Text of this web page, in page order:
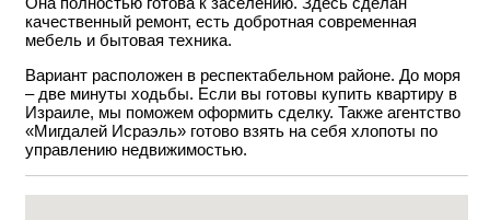
качественный ремонт, есть добротная современная
мебель и бытовая техника.
Вариант расположен в респектабельном районе. До моря
– две минуты ходьбы. Если вы готовы купить квартиру в
Израиле, мы поможем оформить сделку. Также агентство
«Мигдалей Исраэль» готово взять на себя хлопоты по
управлению недвижимостью.